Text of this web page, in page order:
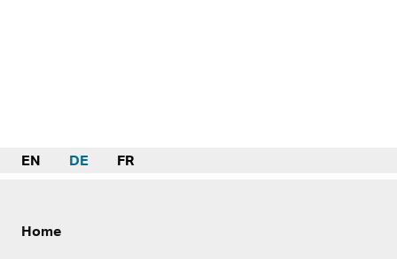
EN DE FR
Home